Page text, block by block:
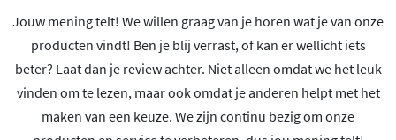
Jouw mening telt! We willen graag van je horen wat je van onze
producten vindt! Ben je blij verrast, of kan er wellicht iets
beter? Laat dan je review achter. Niet alleen omdat we het leuk
vinden om te lezen, maar ook omdat je anderen helpt met het
maken van een keuze. We zijn continu bezig om onze